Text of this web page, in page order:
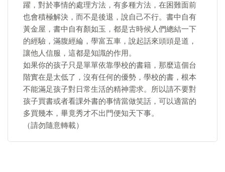
躍，對於事情的處理方法，有多種方法，在困難面前
也會積極解決，而不是後退，說自己不行。書中自有
黃金屋，書中自有顏如玉，都是古時候人們總結一下
的經驗，滿腹經綸，學富五車，說起話來頭頭是道，
讓他人信服，這都是知識的作用。
如果你的孩子只是單單依靠學校的書籍，那麼這個台
階實在是太低了，沒有任何的優勢，學校的書，根本
不能滿足孩子對日常生活的精神需求。所以請不要對
孩子買書或者看課外書的事情當做笑話，可以適當的
多買幾本，畢竟秀才不出門便知天下事。
（請勿隨意轉載）